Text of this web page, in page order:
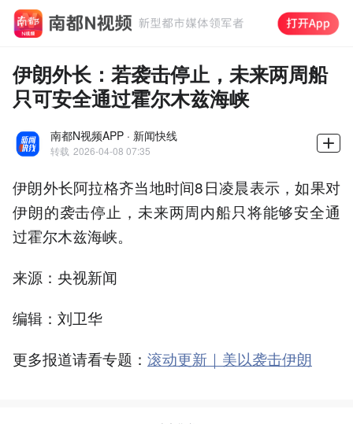
伊朗外长：若袭击停止，未来两周船
只可安全通过霍尔木兹海峡
南都N视频APP · 新闻快线
转载 2026-04-08 07:35
伊朗外长阿拉格齐当地时间8日凌晨表示，如果对
伊朗的袭击停止，未来两周内船只将能够安全通
过霍尔木兹海峡。
来源：央视新闻
编辑：刘卫华
更多报道请看专题： 滚动更新｜美以袭击伊朗